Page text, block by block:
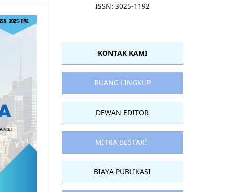
ISSN: 3025-1192
KONTAK KAMI
RUANG LINGKUP
DEWAN EDITOR
MITRA BESTARI
BIAYA PUBLIKASI